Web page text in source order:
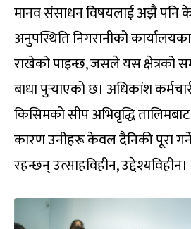
मानव संसाधन विषयलाई अझै पनि
अनुपस्थिति निगरानीको कार्यालयका
राखेको पाइन्छ, जसले यस क्षेत्रको
बाधा पुर्‍याएको छ। अधिकांश
किसिमको सीप अभिवृद्धि
कारण उनीहरू केवल दैनिकी पूरा
रहन्छन् उत्साहविहीन, उद्देश्यविहीन।